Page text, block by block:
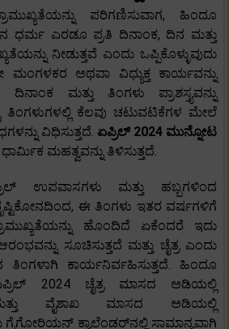
ಪರಿಗಣಿಸುವಾಗ, ಹಿಂದೂ
ಧರ್ಮ ಎರಡೂ ಪ್ರತಿ ದಿನಾಂಕ, ದಿನ ಮತ್ತು
ನೀಡುತ್ತವೆ ಎಂದು ಒಪ್ಪಿಕೊಳ್ಳುವುದು
ಅಥವಾ ವಿಧ್ಯುಕ್ತ ಕಾರ್ಯವನ್ನು
ಮತ್ತು ತಿಂಗಳು ಪ್ರಾಶಸ್ತ್ಯವನ್ನು
ತಿಂಗಳುಗಳಲ್ಲಿ ಕೆಲವು ಚಟುವಟಿಕೆಗಳ ಮೇಲೆ
ವಿಧಿಸುತ್ತದೆ. ಏಪ್ರಿಲ್ 2024 ಮುನ್ನೋಟ
ಮಹತ್ವವನ್ನು ತಿಳಿಸುತ್ತದೆ.
ಉಪವಾಸಗಳು ಮತ್ತು ಹಬ್ಬಗಳಿಂದ
ಈ ತಿಂಗಳು ಇತರ ವರ್ಷಗಳಿಗೆ
ಹೊಂದಿದೆ ಏಕೆಂದರೆ ಇದು
ಸೂಚಿಸುತ್ತದೆ ಮತ್ತು ಚೈತ್ರ ಎಂದು
ತಿಂಗಳಾಗಿ ಕಾರ್ಯನಿರ್ವಹಿಸುತ್ತದೆ. ಹಿಂದೂ
2024 ಚೈತ್ರ ಮಾಸದ ಅಡಿಯಲ್ಲಿ
ಮತ್ತು ವೈಶಾಖ ಮಾಸದ ಅಡಿಯಲ್ಲಿ
ಗ್ರೆಗೋರಿಯನ್ ಕ್ಯಾಲೆಂಡರ್‌ನಲ್ಲಿ ಸಾಮಾನ್ಯವಾಗಿ